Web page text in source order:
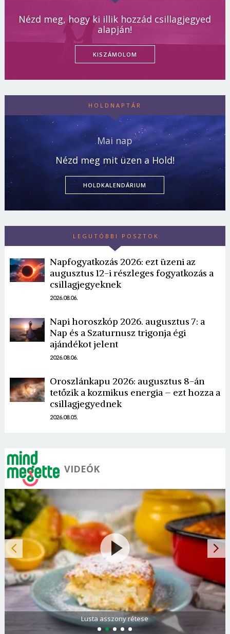
Nézd meg, hogy ki illik hozzád csillagjegyed
alapján!
KISZÁMOLOM
HOLDNAPTÁR
Mai nap
Nézd meg mit üzen a Hold!
HOLDKALENDÁRIUM
LEGUTÓBBI POSZTOK
Napfogyatkozás 2026: ezt üzeni az
augusztus 12-i részleges fogyatkozás a
csillagjegyeknek
2026.08.06.
Napi horoszkóp 2026. augusztus 7: a
Nap és a Szaturnusz trigonja égi
ajándékot jelent
2026.08.06.
Oroszlánkapu 2026: augusztus 8-án
tetőzik a kozmikus energia – ezt hozza a
csillagjegyednek
2026.08.05.
VIDEÓK
Lusta asszony rétese
Borsonline bejelentkezés
E-mail cím vagy felhasználónév
Jelszó